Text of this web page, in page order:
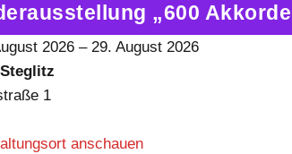
„600
2026 –29. August 2026
1
anschauen